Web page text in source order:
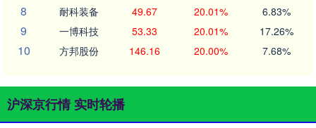
8 耐科装备 49.67 20.01% 6.83%
9 一博科技 53.33 20.01% 17.26%
10 方邦股份 146.16 20.00% 7.68%
沪深京行情 实时轮播